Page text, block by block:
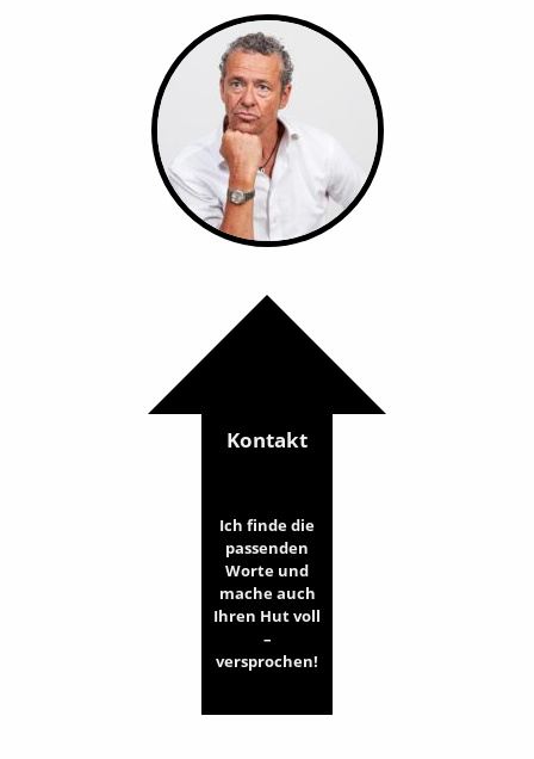
Kontakt
Ich finde die
passenden
Worte und
mache auch
Ihren Hut voll
–
versprochen!